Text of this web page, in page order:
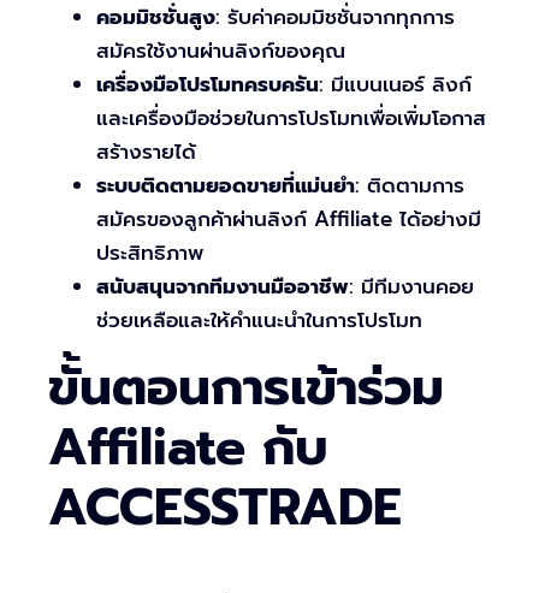
คอมมิชชั่นสูง: รับค่าคอมมิชชั่นจากทุกการ
สมัครใช้งานผ่านลิงก์ของคุณ
เครื่องมือโปรโมทครบครัน: มีแบนเนอร์ ลิงก์
และเครื่องมือช่วยในการโปรโมทเพื่อเพิ่มโอกาส
สร้างรายได้
ระบบติดตามยอดขายที่แม่นยำ: ติดตามการ
สมัครของลูกค้าผ่านลิงก์ Affiliate ได้อย่างมี
ประสิทธิภาพ
สนับสนุนจากทีมงานมืออาชีพ: มีทีมงานคอย
ช่วยเหลือและให้คำแนะนำในการโปรโมท
ขั้นตอนการเข้าร่วม
Affiliate กับ
ACCESSTRADE